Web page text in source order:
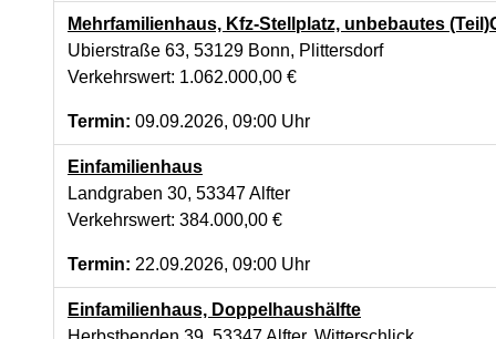
Mehrfamilienhaus, Kfz-Stellplatz, unbebautes
Ubierstraße 63, 53129 Bonn, Plittersdorf
Verkehrswert: 1.062.000,00 €
Termin: 09.09.2026, 09:00 Uhr
Einfamilienhaus
Landgraben 30, 53347 Alfter
Verkehrswert: 384.000,00 €
Termin: 22.09.2026, 09:00 Uhr
Einfamilienhaus, Doppelhaushälfte